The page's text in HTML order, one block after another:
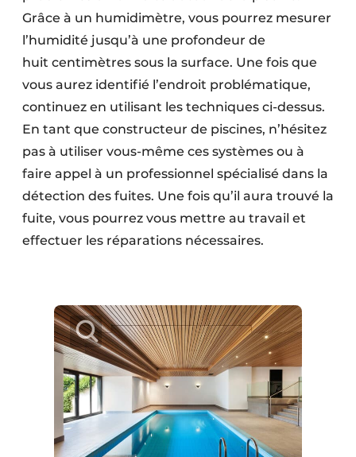
Grâce à un humidimètre, vous pourrez mesurer
l’humidité jusqu’à une profondeur de
huit centimètres sous la surface. Une fois que
vous aurez identifié l’endroit problématique,
continuez en utilisant les techniques ci-dessus.
En tant que constructeur de piscines, n’hésitez
pas à utiliser vous-même ces systèmes ou à
faire appel à un professionnel spécialisé dans la
détection des fuites. Une fois qu’il aura trouvé la
fuite, vous pourrez vous mettre au travail et
effectuer les réparations nécessaires.